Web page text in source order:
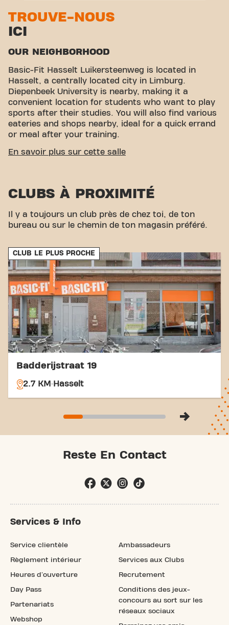
TROUVE-NOUS
ICI
OUR NEIGHBORHOOD
Basic-Fit Hasselt Luikersteenweg is located in
Hasselt, a centrally located city in Limburg.
Diepenbeek University is nearby, making it a
convenient location for students who want to play
sports after their studies. You will also find various
eateries and shops nearby, ideal for a quick errand
or meal after your training.
EASY ACCESSIBILITY
along the Luikersteenweg.Bus:The nearest bus
location and accessible transport links, achieving
your fitness goals has never been easier. Come to
En savoir plus sur cette salle
CLUBS À PROXIMITÉ
Il y a toujours un club près de chez toi, de ton
bureau ou sur le chemin de ton magasin préféré.
CLUB LE PLUS PROCHE
Badderijstraat 19
2.7 KM Hasselt
Reste En Contact
Services & Info
Service clientèle
Règlement intérieur
Heures d'ouverture
Day Pass
Partenariats
Webshop
Ambassadeurs
Services aux Clubs
Recrutement
Conditions des jeux-
concours au sort sur les
réseaux sociaux